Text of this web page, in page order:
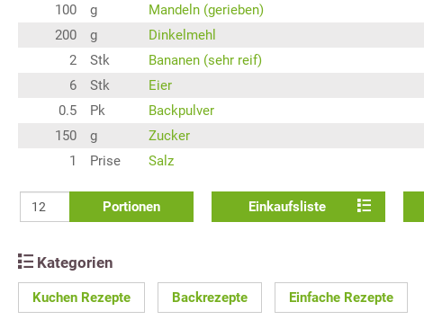
100
g
Mandeln (gerieben)
200
g
Dinkelmehl
2
Stk
Bananen (sehr reif)
6
Stk
Eier
0.5
Pk
Backpulver
150
g
Zucker
1
Prise Salz
Portionen Einkaufsliste
Kategorien
Kuchen Rezepte Backrezepte Einfache Rezepte